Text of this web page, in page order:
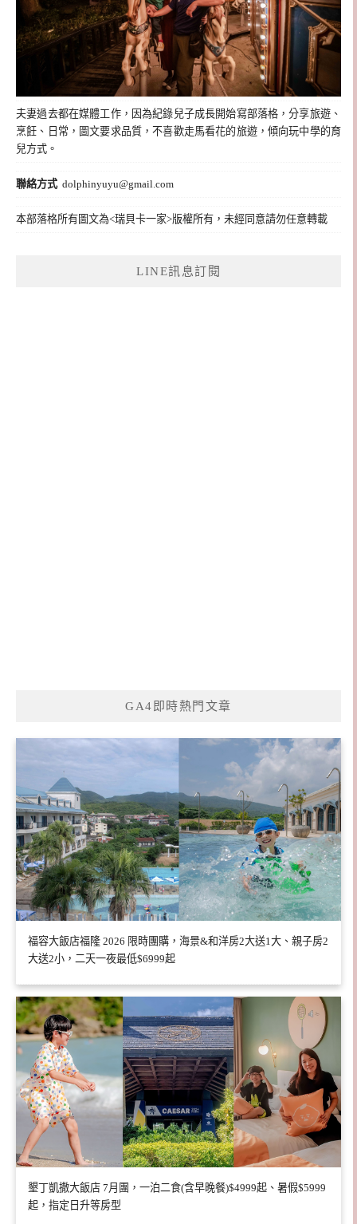
夫妻過去都在媒體工作，因為紀錄兒子成長開始寫部落格，分享旅遊、
烹飪、日常，圖文要求品質，不喜歡走馬看花的旅遊，傾向玩中學的育
兒方式。
聯絡方式 dolphinyuyu@gmail.com
本部落格所有圖文為<瑞貝卡一家>版權所有，未經同意請勿任意轉載
LINE訊息訂閱
GA4即時熱門文章
福容大飯店福隆 2026 限時團購，海景&和洋房2大送1大、親子房2
大送2小，二天一夜最低$6999起
墾丁凱撒大飯店 7月團，一泊二食(含早晚餐)$4999起、暑假$5999
起，指定日升等房型